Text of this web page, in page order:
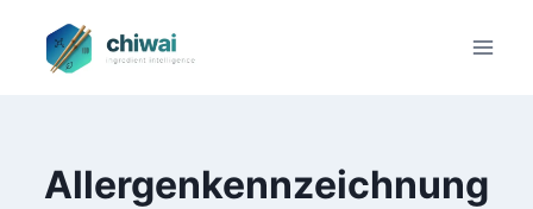
Inhalt
springen
Allergenkennzeichnung